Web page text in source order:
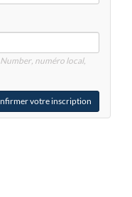
Number, numéro local,